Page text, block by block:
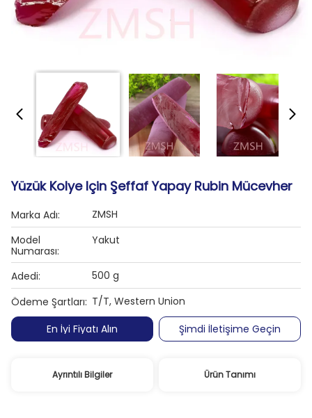
Yüzük Kolye Için Şeffaf Yapay Rubin Mücevher
Marka Adı:
ZMSH
Model
Numarası:
Yakut
Adedi:
500 g
Ödeme Şartları: T/T, Western Union
En İyi Fiyatı Alın
Şimdi İletişime Geçin
Ayrıntılı Bilgiler Ürün Tanımı